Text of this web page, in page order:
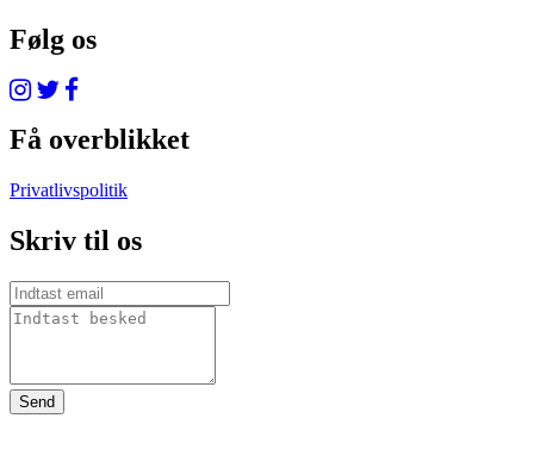
Følg os
Få overblikket
Privatlivspolitik
Skriv til os